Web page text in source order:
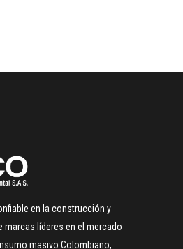
en la construcción y
líderes en el mercado
masivo Colombiano,